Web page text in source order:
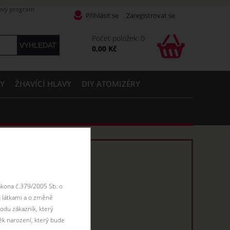
ŽHAVÍCÍ HLAVY DIY ATOMIZÉRY
Přihlásit se Zaregistrovat se
Počet položek: 0
0,00 Kč
program
č.379/2005 Sb. o
a o změně
zákazník, který
narození, který bude